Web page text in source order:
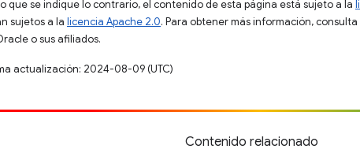
que se indique lo contrario, el contenido de esta página está sujeto a la
sujetos a la licencia Apache 2.0. Para obtener más información, consulta
o sus afiliados.
actualización: 2024-08-09 (UTC)
Contenido relacionado